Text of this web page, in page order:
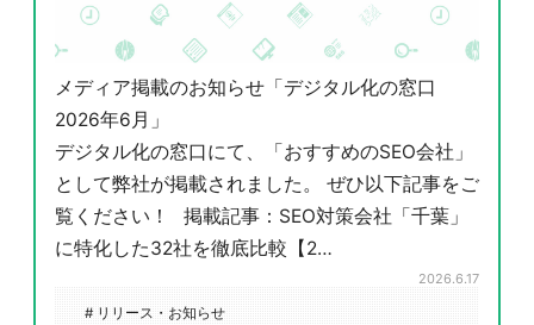
メディア掲載のお知らせ「デジタル化の窓口
2026年6月」
デジタル化の窓口にて、「おすすめのSEO会社」
として弊社が掲載されました。 ぜひ以下記事をご
覧ください！ 掲載記事：SEO対策会社「千葉」
に特化した32社を徹底比較【2…
2026.6.17
# リリース・お知らせ